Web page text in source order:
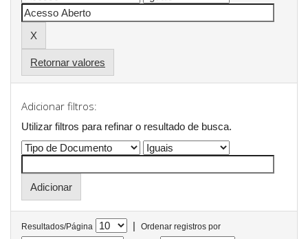
Retornar valores
Adicionar filtros:
Utilizar filtros para refinar o resultado de busca.
Resultados/Página |
Ordenar registros por